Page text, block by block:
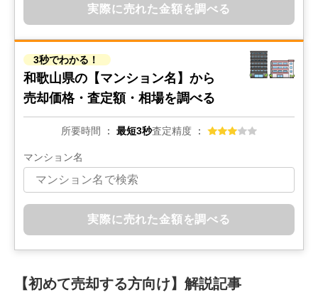
実際に売れた金額を調べる
3秒でわかる！
和歌山県の 【マンション名】から
売却価格・査定額・相場を調べる
所要時間 最短3秒査定精度
マンション名
実際に売れた金額を調べる
【初めて売却する方向け】解説記事